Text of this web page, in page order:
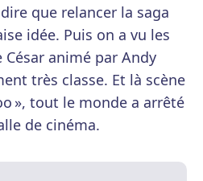
que relancer la saga
idée. Puis on a vu les
animé par Andy
très classe. Et là scène
», tout le monde a arrêté
de cinéma.